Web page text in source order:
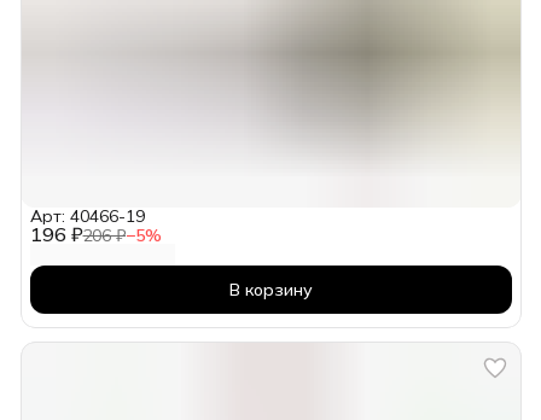
196 ₽206 ₽−5%
Арт: 40466-19
В корзину